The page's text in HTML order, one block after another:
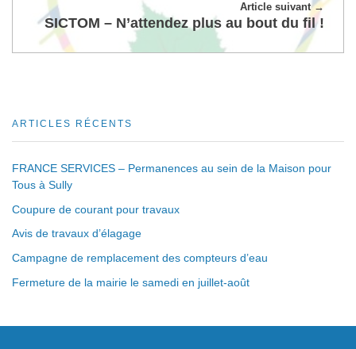
Article suivant
SICTOM – N’attendez plus au bout du fil !
ARTICLES RÉCENTS
FRANCE SERVICES – Permanences au sein de la Maison pour
Tous à Sully
Coupure de courant pour travaux
Avis de travaux d’élagage
Campagne de remplacement des compteurs d’eau
Fermeture de la mairie le samedi en juillet-août